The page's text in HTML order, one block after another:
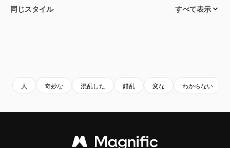
同じスタイル すべて表示
人 奇妙な 混乱した 錯乱 変な わからない